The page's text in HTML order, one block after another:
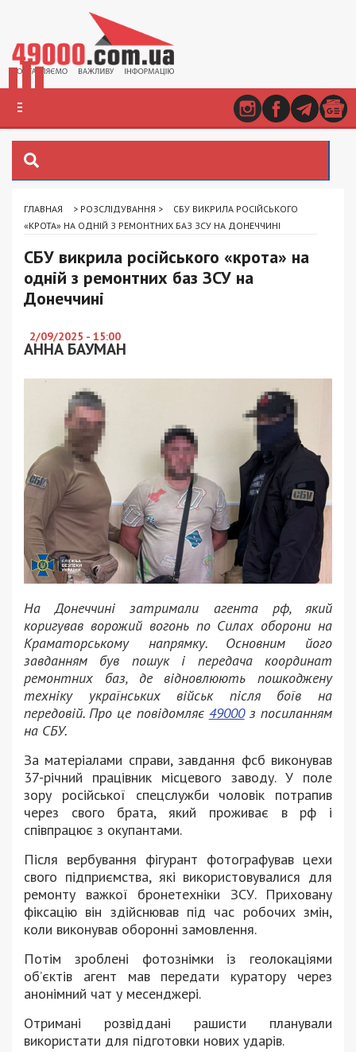
ГЛАВНАЯ > РОЗСЛІДУВАННЯ >
СБУ ВИКРИЛА РОСІЙСЬКОГО
«КРОТА» НА ОДНІЙ З РЕМОНТНИХ БАЗ ЗСУ НА ДОНЕЧЧИНІ
СБУ викрила російського «крота» на
одній з ремонтних баз ЗСУ на
Донеччині
2/09/2025 - 15:00
АННА БАУМАН
На Донеччині затримали агента рф, який
коригував ворожий вогонь по Силах оборони на
Краматорському напрямку. Основним його
завданням був пошук і передача координат
ремонтних баз, де відновлюють пошкоджену
техніку українських військ після боїв на
передовій. Про це повідомляє 49000з посиланням
на СБУ.
За матеріалами справи, завдання фсб виконував
37-річний працівник місцевого заводу. У поле
зору російської спецслужби чоловік потрапив
через свого брата, який проживає в рф і
співпрацює з окупантами.
Після вербування фігурант фотографував цехи
свого підприємства, які використовувалися для
ремонту важкої бронетехніки ЗСУ. Приховану
фіксацію він здійснював під час робочих змін,
коли виконував оборонні замовлення.
Потім зроблені фотознімки із геолокаціями
об’єктів агент мав передати куратору через
анонімний чат у месенджері.
Отримані розвіддані рашисти планували
використати для підготовки нових ударів.